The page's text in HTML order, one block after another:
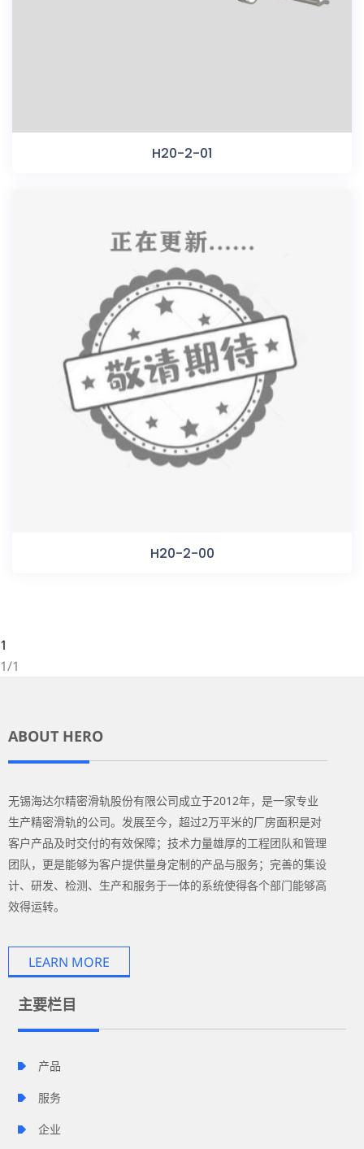
H20-2-01
H20-2-00
1
1/1
ABOUT HERO
无锡海达尔精密滑轨股份有限公司成立于2012年，是一家专业
生产精密滑轨的公司。发展至今，超过2万平米的厂房面积是对
客户产品及时交付的有效保障；技术力量雄厚的工程团队和管理
团队，更是能够为客户提供量身定制的产品与服务；完善的集设
计、研发、检测、生产和服务于一体的系统使得各个部门能够高
效得运转。
LEARN MORE
主要栏目
产品
服务
企业